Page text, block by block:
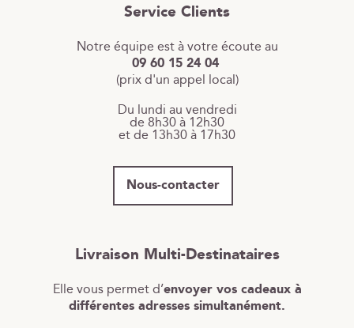
Service Clients
Notre équipe est à votre écoute au
09 60 15 24 04
(prix d'un appel local)
Du lundi au vendredi
de 8h30 à 12h30
et de 13h30 à 17h30
Nous-contacter
Livraison Multi-Destinataires
Elle vous permet d’envoyer vos cadeaux à
différentes adresses simultanément.